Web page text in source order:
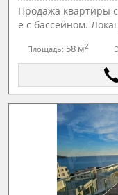
Продажа квартиры
е с бассейном.
Площадь: 58 м2